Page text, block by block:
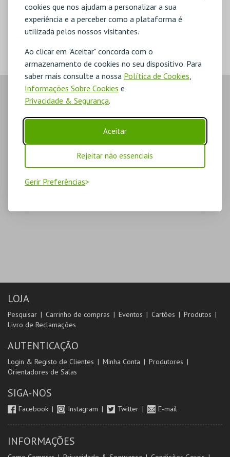
cookies que nos ajudam a personalizar a sua
experiência e a perceber como a plataforma é
utilizada pelos nossos visitantes.
Ao clicar em "Aceitar" concorda com o
armazenamento de cookies no seu dispositivo. Para
saber mais consulte a nossa Política de Cookies,
Informações Sobre Cookies e
Privacidade & Segurança.
Aceitar
Rejeitar não essenciais
Gerir Preferências
MERCHANDISE
LOJA
Pesquisar Carrinho de compras Eventos Cartões
Produtos
Livro de Reclamações
AUTENTICAÇÃO
Login & Registo de Clientes Minha Conta
Produtores
Orientadores de Salas
SIGA-NOS
Facebook Instagram Twitter E-mail
INFORMAÇÕES